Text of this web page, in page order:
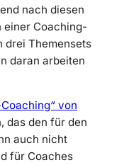
nach diesen
einer Coaching-
drei Themensets
daran arbeiten
von
das den für den
auch nicht
für Coaches